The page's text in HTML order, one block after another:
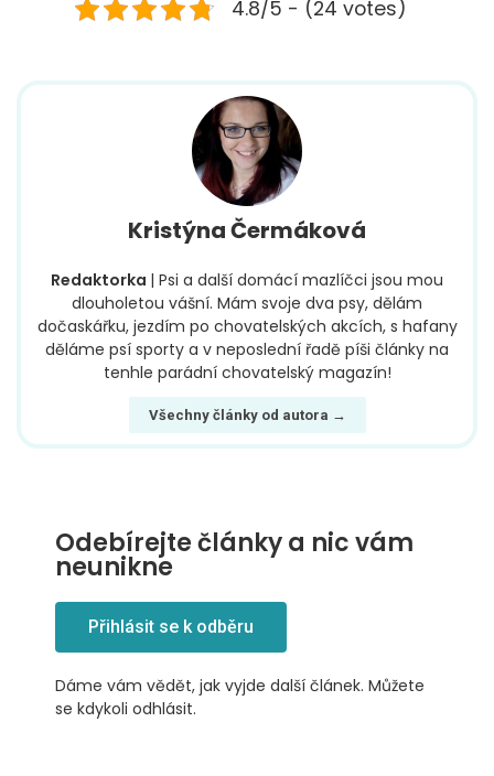
4.8/5 - (24 votes)
Kristýna Čermáková
Redaktorka | Psi a další domácí mazlíčci jsou mou
dlouholetou vášní. Mám svoje dva psy, dělám
dočaskářku, jezdím po chovatelských akcích, s hafany
děláme psí sporty a v neposlední řadě píši články na
tenhle parádní chovatelský magazín!
Všechny články od autora →
Odebírejte články a nic vám
neunikne
Přihlásit se k odběru
Dáme vám vědět, jak vyjde další článek. Můžete
se kdykoli odhlásit.